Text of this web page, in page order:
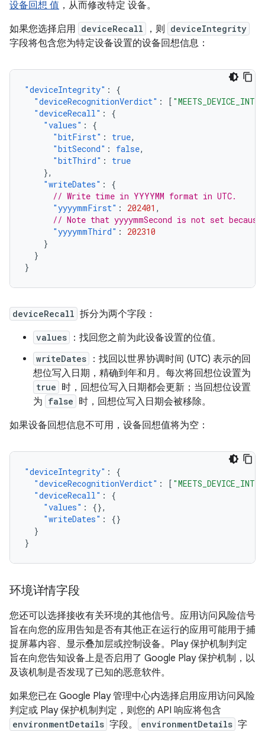
设备回想 值 ，从而修改特定 设备。
如果您选择启用 deviceRecall ，则 deviceIntegrity
字段将包含您为特定设备设置的设备回想信息：
"deviceIntegrity" :
{
"deviceRecognitionVerdict" : [
"deviceRecall" :
{
"values" :
{
"bitFirst" : true,
"bitSecond" : false,
"bitThird" :
true
},
"writeDates" :
{
// Write time in YYYYMM format in UTC.
"yyyymmFirst" : 202401 ,
// Note that yyyymmSecond is not set
"yyyymmThird" :
202310
}
}
}
deviceRecall 拆分为两个字段：
values ：找回您之前为此设备设置的位值。
writeDates
：找回以世界协调时间 (UTC) 表示的回
想位写入日期，精确到年和月。每次将回想位设置为
true 时，回想位写入日期都会更新；当回想位设置
为 false 时，回想位写入日期会被移除。
如果设备回想信息不可用，设备回想值将为空：
"deviceIntegrity" :
{
"deviceRecognitionVerdict" : [
"deviceRecall" :
{
"values" :
{},
"writeDates" :
{}
}
}
环境详情字段
您还可以选择接收有关环境的其他信号。应用访问风险信号
旨在向您的应用告知是否有其他正在运行的应用可能用于捕
捉屏幕内容、显示叠加层或控制设备。Play 保护机制判定
旨在向您告知设备上是否启用了 Google Play 保护机制，以
及该机制是否发现了已知的恶意软件。
如果您已在 Google Play 管理中心内选择启用应用访问风险
判定或 Play 保护机制判定，则您的 API 响应将包含
environmentDetails 字段。 environmentDetails 字